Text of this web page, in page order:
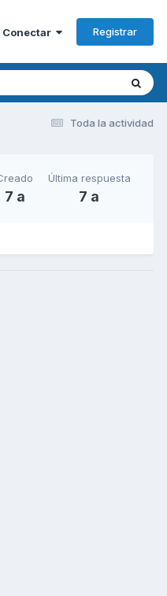
Conectar Registrar
Toda la actividad
7 a
Última respuesta
7 a